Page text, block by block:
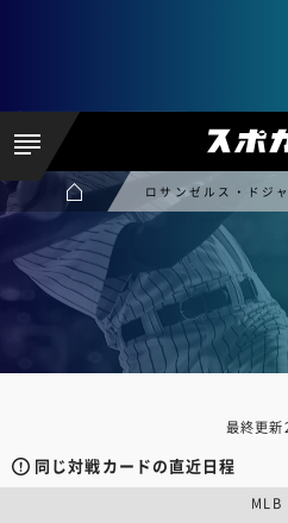
ロサンゼルス・ドジ
最終更新
同じ対戦カードの直近日程
MLB